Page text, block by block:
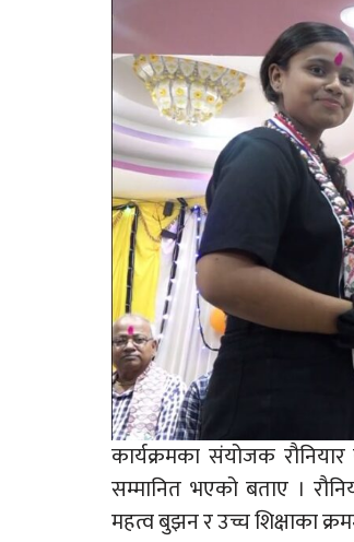
कार्यक्रमका संयोजक
सम्मानित भएको बताए ।
महत्व बुझन र उच्च शिक्षाका